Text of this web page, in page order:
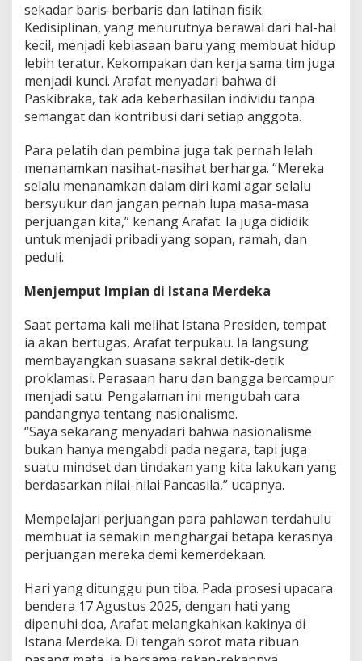
sekadar baris-berbaris dan latihan fisik.
Kedisiplinan, yang menurutnya berawal dari hal-hal
kecil, menjadi kebiasaan baru yang membuat hidup
lebih teratur. Kekompakan dan kerja sama tim juga
menjadi kunci. Arafat menyadari bahwa di
Paskibraka, tak ada keberhasilan individu tanpa
semangat dan kontribusi dari setiap anggota.
Para pelatih dan pembina juga tak pernah lelah
menanamkan nasihat-nasihat berharga. “Mereka
selalu menanamkan dalam diri kami agar selalu
bersyukur dan jangan pernah lupa masa-masa
perjuangan kita,” kenang Arafat. Ia juga dididik
untuk menjadi pribadi yang sopan, ramah, dan
peduli.
Menjemput Impian di Istana Merdeka
Saat pertama kali melihat Istana Presiden, tempat
ia akan bertugas, Arafat terpukau. Ia langsung
membayangkan suasana sakral detik-detik
proklamasi. Perasaan haru dan bangga bercampur
menjadi satu. Pengalaman ini mengubah cara
pandangnya tentang nasionalisme.
“Saya sekarang menyadari bahwa nasionalisme
bukan hanya mengabdi pada negara, tapi juga
suatu mindset dan tindakan yang kita lakukan yang
berdasarkan nilai-nilai Pancasila,” ucapnya.
Mempelajari perjuangan para pahlawan terdahulu
membuat ia semakin menghargai betapa kerasnya
perjuangan mereka demi kemerdekaan.
Hari yang ditunggu pun tiba. Pada prosesi upacara
bendera 17 Agustus 2025, dengan hati yang
dipenuhi doa, Arafat melangkahkan kakinya di
Istana Merdeka. Di tengah sorot mata ribuan